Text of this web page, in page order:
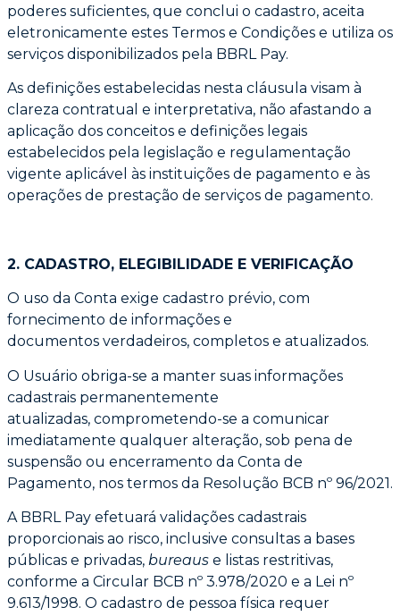
poderes suficientes, que conclui o cadastro, aceita
eletronicamente estes Termos e Condições e utiliza os
serviços disponibilizados pela BBRL Pay.
As definições estabelecidas nesta cláusula visam à
clareza contratual e interpretativa, não afastando a
aplicação dos conceitos e definições legais
estabelecidos pela legislação e regulamentação
vigente aplicável às instituições de pagamento e às
operações de prestação de serviços de pagamento.
2. CADASTRO, ELEGIBILIDADE E VERIFICAÇÃO
O uso da Conta exige cadastro prévio, com
fornecimento de informações e
documentos verdadeiros, completos e atualizados.
O Usuário obriga-se a manter suas informações
cadastrais permanentemente
atualizadas, comprometendo-se a comunicar
imediatamente qualquer alteração, sob pena de
suspensão ou encerramento da Conta de
Pagamento, nos termos da Resolução BCB nº 96/2021.
A BBRL Pay efetuará validações cadastrais
proporcionais ao risco, inclusive consultas a bases
públicas e privadas, bureaus e listas restritivas,
conforme a Circular BCB nº 3.978/2020 e a Lei nº
9.613/1998. O cadastro de pessoa física requer